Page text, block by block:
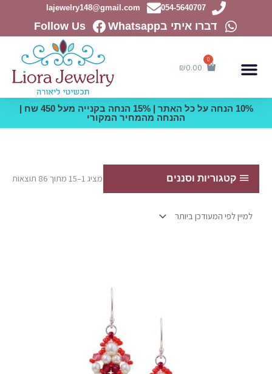
054-5640707
lajewelry148@gmail.com
דברו איתי בWhatsapp Follow Us
₪0.00
10% הנחה על כל האתר | 15% הנחה בקנייה מעל 450 שח |
ההנחה מהמחיר המקורי
קטגוריות וסננים מציג 1–15 מתוך 86 תוצאות